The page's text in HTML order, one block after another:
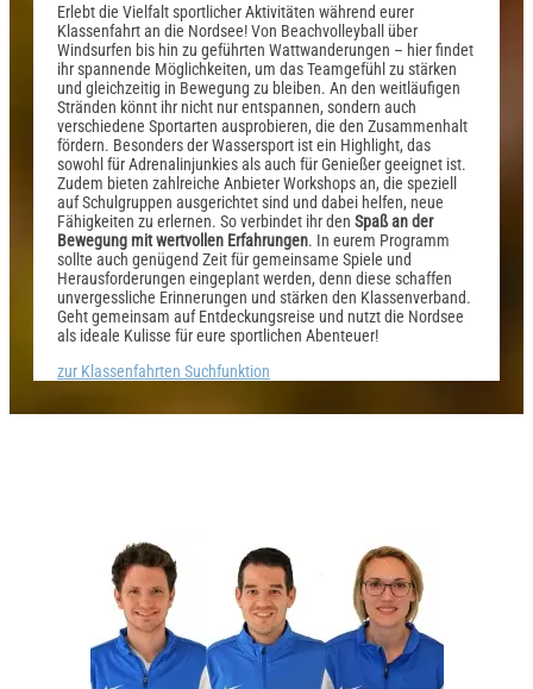
Erlebt die Vielfalt sportlicher Aktivitäten während eurer
Klassenfahrt an die Nordsee! Von Beachvolleyball über
Windsurfen bis hin zu geführten Wattwanderungen – hier findet
ihr spannende Möglichkeiten, um das Teamgefühl zu stärken
und gleichzeitig in Bewegung zu bleiben. An den weitläufigen
Stränden könnt ihr nicht nur entspannen, sondern auch
verschiedene Sportarten ausprobieren, die den Zusammenhalt
fördern. Besonders der Wassersport ist ein Highlight, das
sowohl für Adrenalinjunkies als auch für Genießer geeignet ist.
Zudem bieten zahlreiche Anbieter Workshops an, die speziell
auf Schulgruppen ausgerichtet sind und dabei helfen, neue
Fähigkeiten zu erlernen. So verbindet ihr den Spaß an der
Bewegung mit wertvollen Erfahrungen. In eurem Programm
sollte auch genügend Zeit für gemeinsame Spiele und
Herausforderungen eingeplant werden, denn diese schaffen
unvergessliche Erinnerungen und stärken den Klassenverband.
Geht gemeinsam auf Entdeckungsreise und nutzt die Nordsee
als ideale Kulisse für eure sportlichen Abenteuer!
zur Klassenfahrten Suchfunktion